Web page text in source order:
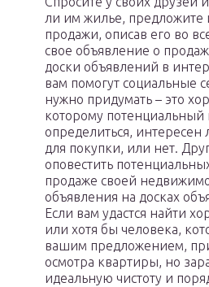
ли им жилье, предложите
продажи, описав его во
свое объявление о
доски объявлений в
вам помогут социальные
нужно придумать – это
которому потенциальный
определиться,
для покупки, или нет.
оповестить
продаже своей
объявления на досках
Если вам удастся найти
или хотя бы человека,
вашим предложением,
осмотра квартиры, но
идеальную чистоту и